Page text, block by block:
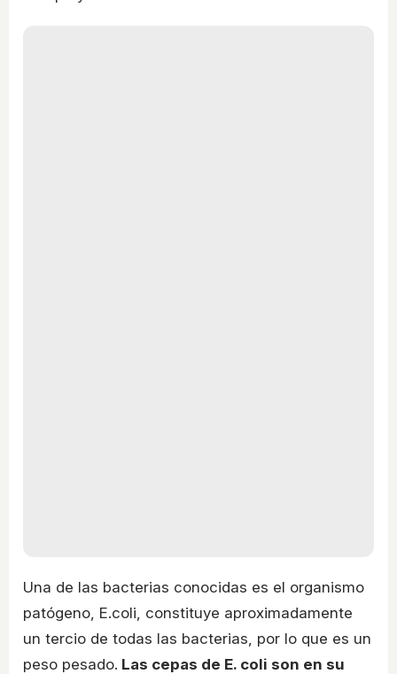
Una de las bacterias conocidas es el organismo
patógeno, E.coli, constituye aproximadamente
un tercio de todas las bacterias, por lo que es un
peso pesado. Las cepas de E. coli son en su